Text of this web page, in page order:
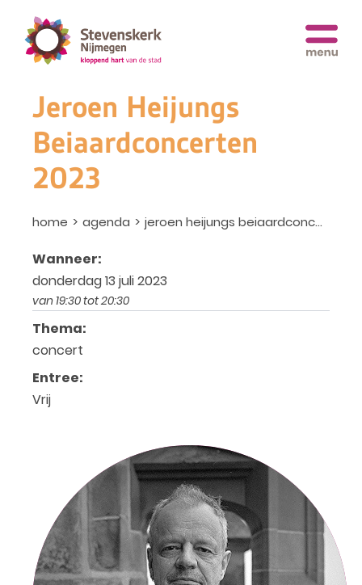
Jeroen Heijungs
Beiaardconcerten
2023
home agenda jeroen heijungs beiaardconcerten 2023
Wanneer:
donderdag 13 juli 2023
van 19:30 tot 20:30
Thema:
concert
Entree:
Vrij